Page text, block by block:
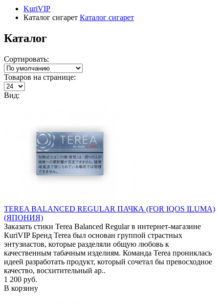
KuriVIP
Каталог сигарет Каталог сигарет
Каталог
Сортировать:
Товаров на странице:
Вид:
TEREA BALANCED REGULAR ПАЧКА (FOR IQOS ILUMA)
(ЯПОНИЯ)
Заказать стики Terea Balanced Regular в интернет-магазине
КuriVIP Бренд Terea был основан группой страстных
энтузиастов, которые разделяли общую любовь к
качественным табачным изделиям. Команда Terea прониклась
идеей разработать продукт, который сочетал бы превосходное
качество, восхитительный ар..
1 200 руб.
В корзину